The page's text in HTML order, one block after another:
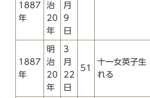
1887
年
治
20
年
月
9
日
1887
年
明
治
20
年
3
月
22
日
51
十一女英子生
れる